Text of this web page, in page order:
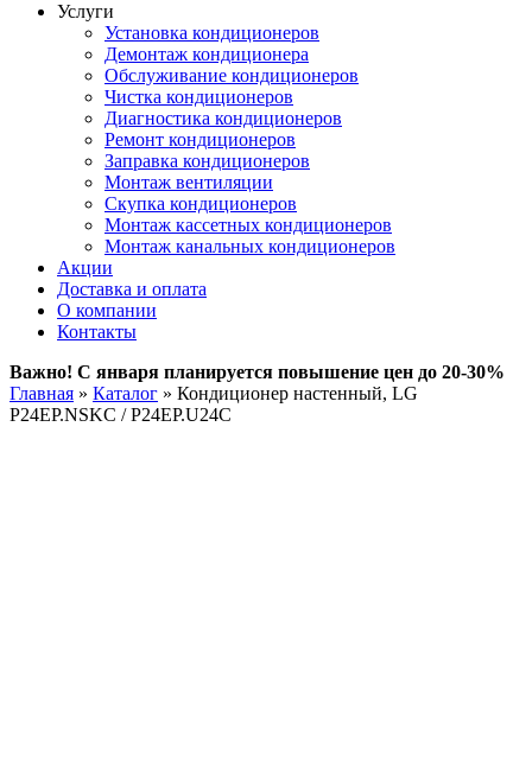
Услуги
Установка кондиционеров
Демонтаж кондиционера
Обслуживание кондиционеров
Чистка кондиционеров
Диагностика кондиционеров
Ремонт кондиционеров
Заправка кондиционеров
Монтаж вентиляции
Скупка кондиционеров
Монтаж кассетных кондиционеров
Монтаж канальных кондиционеров
Акции
Доставка и оплата
О компании
Контакты
Важно! С января планируется повышение цен до 20-30%
Главная » Каталог » Кондиционер настенный, LG
P24EP.NSKC / P24EP.U24C